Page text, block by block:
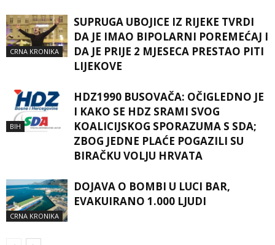
CRNA KRONIKA
SUPRUGA UBOJICE IZ RIJEKE TVRDI
DA JE IMAO BIPOLARNI POREMEĆAJ I
DA JE PRIJE 2 MJESECA PRESTAO PITI
LIJEKOVE
BIH
HDZ1990 BUSOVAČA: OČIGLEDNO JE
I KAKO SE HDZ SRAMI SVOG
KOALICIJSKOG SPORAZUMA S SDA;
ZBOG JEDNE PLAĆE POGAZILI SU
BIRAČKU VOLJU HRVATA
CRNA KRONIKA
DOJAVA O BOMBI U LUCI BAR,
EVAKUIRANO 1.000 LJUDI